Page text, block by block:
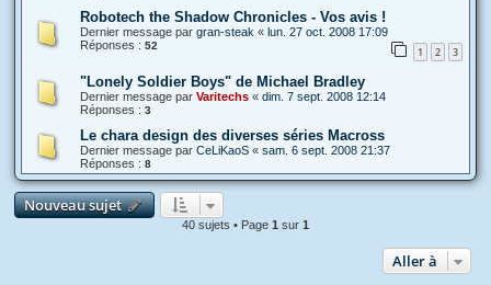
Robotech the Shadow Chronicles - Vos avis !
Dernier message par gran-steak « lun. 27 oct. 2008 17:09
Réponses : 52 1 2 3
"Lonely Soldier Boys" de Michael Bradley
Dernier message par Varitechs « dim. 7 sept. 2008 12:14
Réponses : 3
Le chara design des diverses séries Macross
Dernier message par CeLiKaoS « sam. 6 sept. 2008 21:37
Réponses : 8
Nouveau sujet
40 sujets • Page 1 sur 1
Aller à